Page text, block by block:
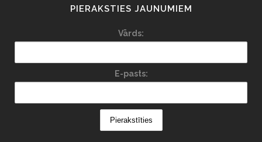
PIERAKSTIES JAUNUMIEM
Vārds:
E-pasts: